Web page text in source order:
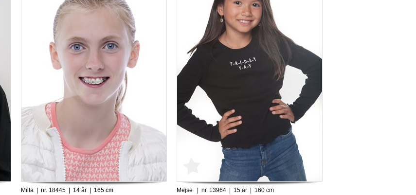
Milla | nr. 18445 | 14 år | 165 cm Mejse | nr. 13964 | 15 år | 160 cm